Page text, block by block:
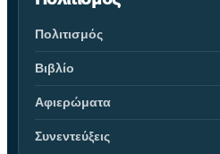
Πολιτισμός
Βιβλίο
Αφιερώματα
Συνεντεύξεις